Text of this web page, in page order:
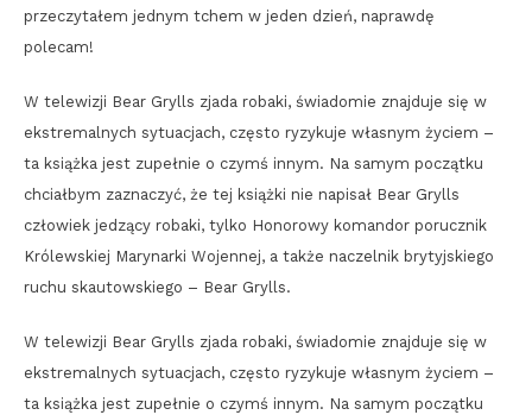
przeczytałem jednym tchem w jeden dzień, naprawdę
polecam!
W telewizji Bear Grylls zjada robaki, świadomie znajduje się w
ekstremalnych sytuacjach, często ryzykuje własnym życiem –
ta książka jest zupełnie o czymś innym. Na samym początku
chciałbym zaznaczyć, że tej książki nie napisał Bear Grylls
człowiek jedzący robaki, tylko Honorowy komandor porucznik
Królewskiej Marynarki Wojennej, a także naczelnik brytyjskiego
ruchu skautowskiego – Bear Grylls.
W telewizji Bear Grylls zjada robaki, świadomie znajduje się w
ekstremalnych sytuacjach, często ryzykuje własnym życiem –
ta książka jest zupełnie o czymś innym. Na samym początku